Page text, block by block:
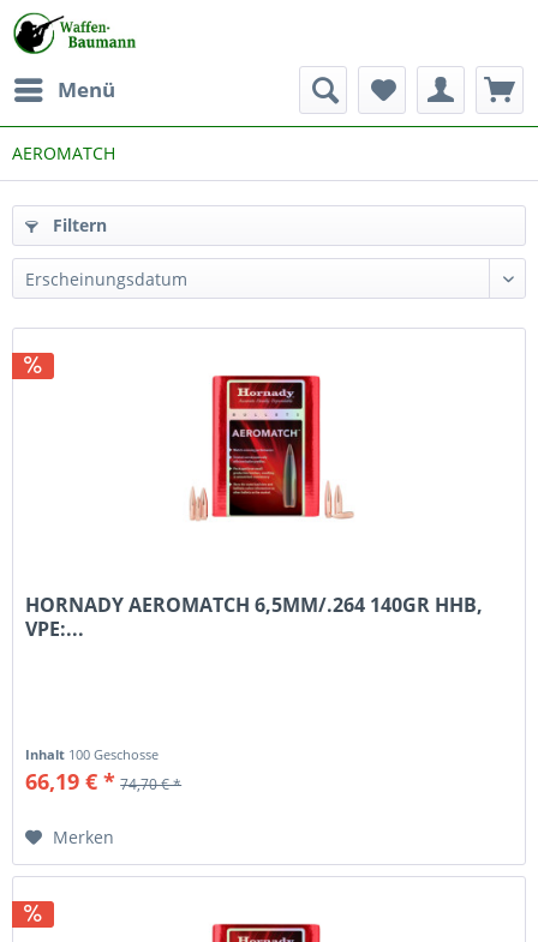
Menü
AEROMATCH
Filtern
HORNADY AEROMATCH 6,5MM/.264 140GR HHB,
VPE:...
Inhalt 100 Geschosse
66,19 € * 74,70 € *
Merken